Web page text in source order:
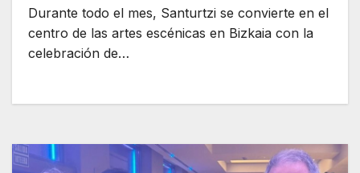
Durante todo el mes, Santurtzi se convierte en el
centro de las artes escénicas en Bizkaia con la
celebración de…